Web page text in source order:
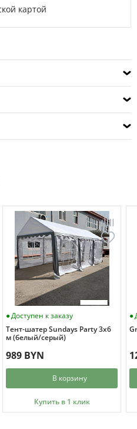
картой
Доступен к заказу
Тент-шатер Sundays Party 3x6
м (белый/серый)
989 BYN
В корзину
Купить в 1 клик